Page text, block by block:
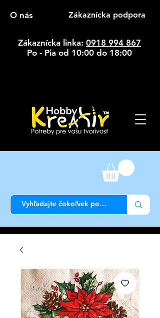
O nás Zákaznícka podpora
Zákaznícka linka: 0918 994 867
Po - Pia od 10:00 do 18:00